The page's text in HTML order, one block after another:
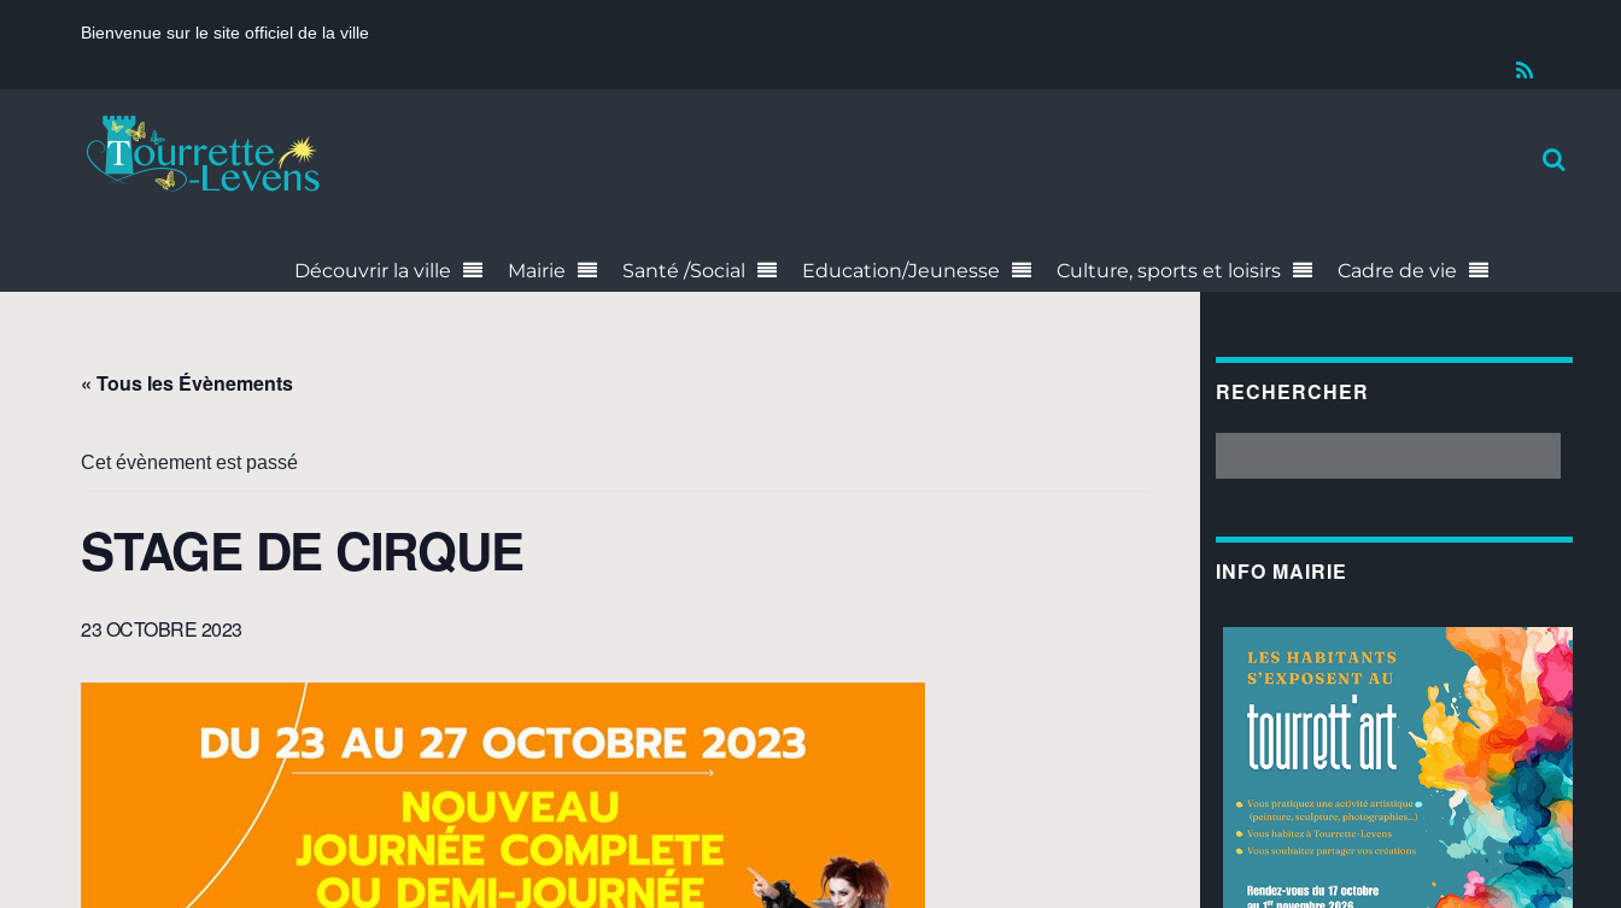
Bienvenue sur le site officiel de la ville
Découvrir la ville Mairie Santé /Social Education/Jeunesse Culture, sports et loisirs Cadre de vie
« Tous les Évènements
Cet évènement est passé
STAGE DE CIRQUE
23 OCTOBRE 2023
RECHERCHER
INFO MAIRIE